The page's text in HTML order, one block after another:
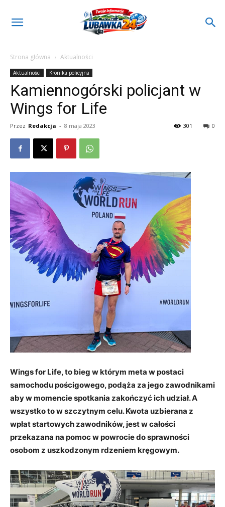
Strona główna Aktualności
Aktualności Kronika policyjna
Kamiennogórski policjant w
Wings for Life
Przez Redakcja - 8 maja 2023 0
301
Wings for Life, to bieg w którym meta w postaci
samochodu pościgowego, podąża za jego zawodnikami
aby w momencie spotkania zakończyć ich udział. A
wszystko to w szczytnym celu. Kwota uzbierana z
wpłat startowych zawodników, jest w całości
przekazana na pomoc w powrocie do sprawności
osobom z uszkodzonym rdzeniem kręgowym.